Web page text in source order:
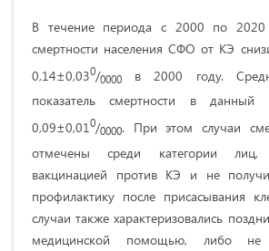
В течение периода с 2000 по 2020
смертности населения СФО от КЭ
0,14±0,030/0000 в 2000 году.
показатель смертности в данный
0,09±0,010/0000. При этом случаи
отмечены среди категории
вакцинацией против КЭ и не
профилактику после присасывания
случаи также характеризовались
медицинской помощью, либо